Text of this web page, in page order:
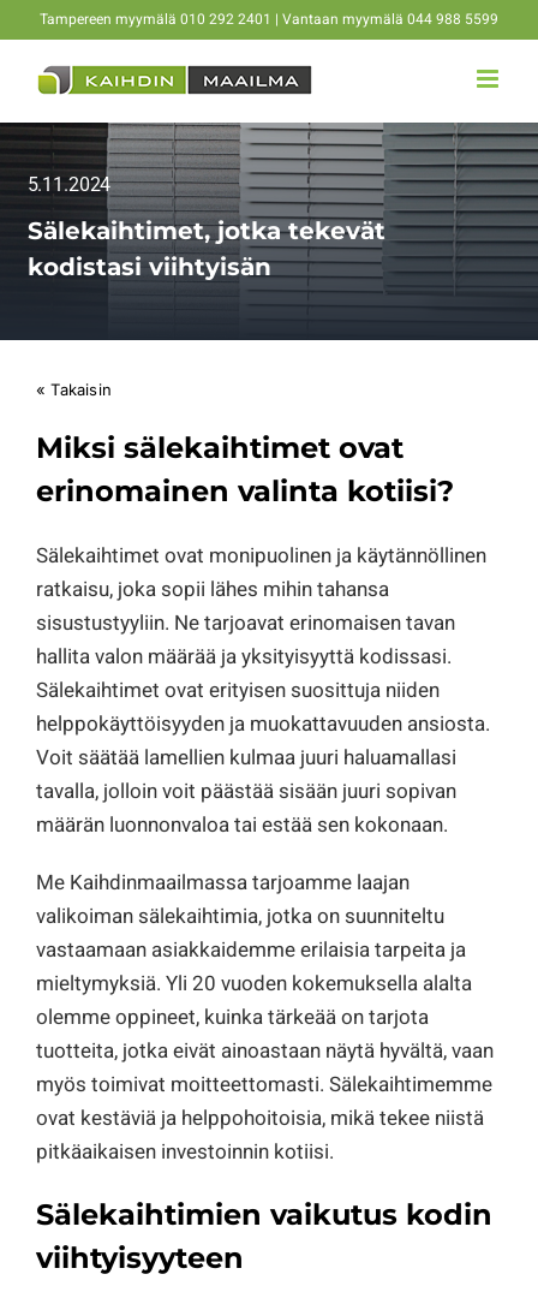
to
content
Tampereen myymälä 010 292 2401 | Vantaan myymälä 044 988 5599
5.11.2024
Sälekaihtimet, jotka tekevät
kodistasi viihtyisän
« Takaisin
Miksi sälekaihtimet ovat
erinomainen valinta kotiisi?
Sälekaihtimet ovat monipuolinen ja käytännöllinen
ratkaisu, joka sopii lähes mihin tahansa
sisustustyyliin. Ne tarjoavat erinomaisen tavan
hallita valon määrää ja yksityisyyttä kodissasi.
Sälekaihtimet ovat erityisen suosittuja niiden
helppokäyttöisyyden ja muokattavuuden ansiosta.
Voit säätää lamellien kulmaa juuri haluamallasi
tavalla, jolloin voit päästää sisään juuri sopivan
määrän luonnonvaloa tai estää sen kokonaan.
Me Kaihdinmaailmassa tarjoamme laajan
valikoiman sälekaihtimia, jotka on suunniteltu
vastaamaan asiakkaidemme erilaisia tarpeita ja
mieltymyksiä. Yli 20 vuoden kokemuksella alalta
olemme oppineet, kuinka tärkeää on tarjota
tuotteita, jotka eivät ainoastaan näytä hyvältä, vaan
myös toimivat moitteettomasti. Sälekaihtimemme
ovat kestäviä ja helppohoitoisia, mikä tekee niistä
pitkäaikaisen investoinnin kotiisi.
Sälekaihtimien vaikutus kodin
viihtyisyyteen